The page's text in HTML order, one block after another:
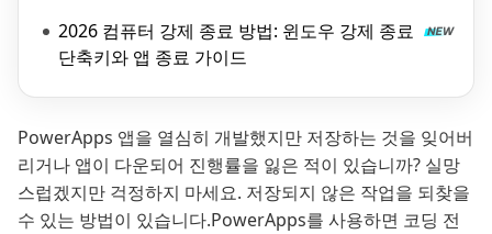
2026 컴퓨터 강제 종료 방법: 윈도우 강제 종료
단축키와 앱 종료 가이드
PowerApps 앱을 열심히 개발했지만 저장하는 것을 잊어버
리거나 앱이 다운되어 진행률을 잃은 적이 있습니까? 실망
스럽겠지만 걱정하지 마세요. 저장되지 않은 작업을 되찾을
수 있는 방법이 있습니다.PowerApps를 사용하면 코딩 전